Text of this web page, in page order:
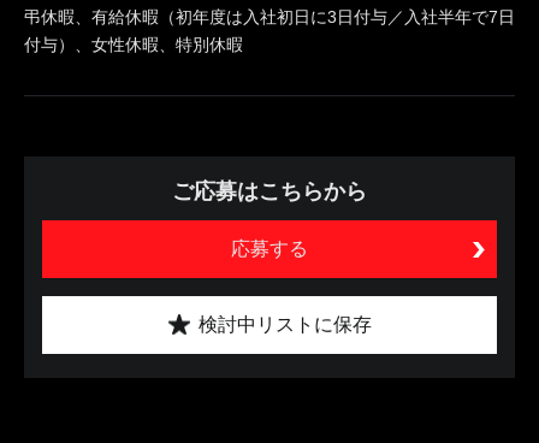
弔休暇、有給休暇（初年度は入社初日に3日付与／入社半年で7日
付与）、女性休暇、特別休暇
ご応募はこちらから
応募する
検討中リストに保存